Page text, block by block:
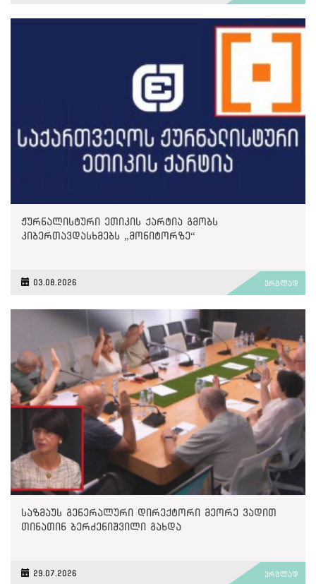
ჟურნალისტური ეთიკის ქარტია გმობს
კიბერთავდასხმებს „მონიტორზე“
03.08.2026 ვრცლად
საზმაუს გენერალური დირექტორი მეორე ვადით
თინათინ ბერძენიშვილი გახდა
29.07.2026 ვრცლად